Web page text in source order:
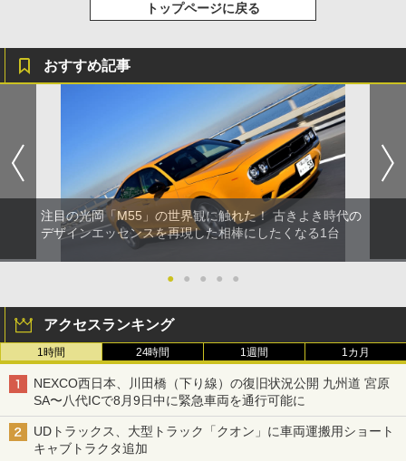
トップページに戻る
おすすめ記事
注目の光岡「M55」の世界観に触れた！ 古きよき時代の
デザインエッセンスを再現した相棒にしたくなる1台
● ● ● ● ●
アクセスランキング
1時間 24時間 1週間 1カ月
NEXCO西日本、川田橋（下り線）の復旧状況公開 九州道 宮原
SA〜八代ICで8月9日中に緊急車両を通行可能に
UDトラックス、大型トラック「クオン」に車両運搬用ショート
キャブトラクタ追加